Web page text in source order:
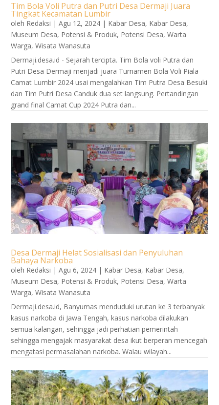
Tim Bola Voli Putra dan Putri Desa Dermaji Juara
Tingkat Kecamatan Lumbir
oleh Redaksi |Agu 12, 2024 | Kabar Desa, Kabar Desa,
Museum Desa, Potensi & Produk, Potensi Desa,Warta
Warga,Wisata Wanasuta
Dermaji.desa.id - Sejarah tercipta. Tim Bola voli Putra dan
Putri Desa Dermaji menjadi juara Turnamen Bola Voli Piala
Camat Lumbir 2024 usai mengalahkan Tim Putra Desa Besuki
dan Tim Putri Desa Canduk dua set langsung. Pertandingan
grand final Camat Cup 2024 Putra dan...
Desa Dermaji Helat Sosialisasi dan Penyuluhan
Bahaya Narkoba
oleh Redaksi |Agu 6, 2024 | Kabar Desa, Kabar Desa,
Museum Desa, Potensi & Produk, Potensi Desa,Warta
Warga,Wisata Wanasuta
Dermaji.desa.id, Banyumas menduduki urutan ke 3 terbanyak
kasus narkoba di Jawa Tengah, kasus narkoba dilakukan
semua kalangan, sehingga jadi perhatian pemerintah
sehingga mengajak masyarakat desa ikut berperan mencegah
mengatasi permasalahan narkoba. Walau wilayah...